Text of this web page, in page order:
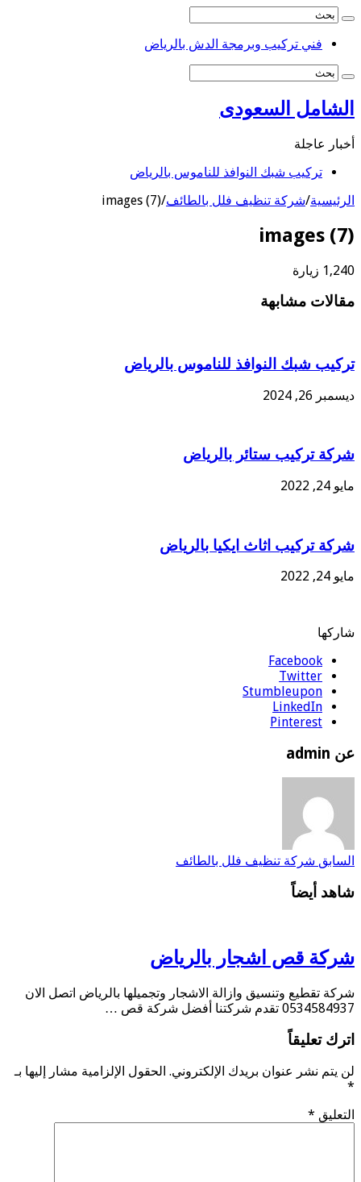
فني تركيب وبرمجة الدش بالرياض
الشامل السعودى
أخبار عاجلة
تركيب شبك النوافذ للناموس بالرياض
شركة تركيب ستائر بالرياض
الرئيسية/شركة تنظيف فلل بالطائف/
images (7)
images (7)
1,240 زيارة
مقالات مشابهة
تركيب شبك النوافذ للناموس بالرياض
ديسمبر 26, 2024
شركة تركيب ستائر بالرياض
مايو 24, 2022
شركة تركيب اثاث ايكيا بالرياض
مايو 24, 2022
شاركها
Facebook
Twitter
Stumbleupon
LinkedIn
Pinterest
عن admin
السابق شركة تنظيف فلل بالطائف
شاهد أيضاً
شركة قص اشجار بالرياض
شركة تقطيع وتنسيق وازالة الاشجار وتجميلها بالرياض اتصل الان
0534584937 تقدم شركتنا أفضل شركة قص …
اترك تعليقاً
لن يتم نشر عنوان بريدك الإلكتروني. الحقول الإلزامية مشار إليها بـ
*
التعليق *